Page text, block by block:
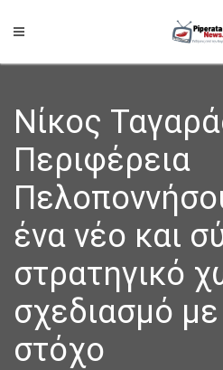
Νίκος
Περιφέρεια
ένα νέο και
στρατηγικό
σχεδιασμό
στόχο